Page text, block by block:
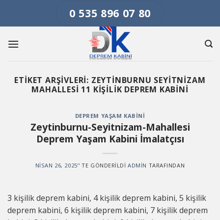
content
0 535 896 07 80
ETIKET ARŞIVLERI: ZEYTINBURNU SEYITNIZAM
MAHALLESI 11 KIŞILIK DEPREM KABINI
DEPREM YAŞAM KABINI
Zeytinburnu-Seyitnizam-Mahallesi
Deprem Yaşam Kabini İmalatçısı
NISAN 26, 2025’' TE GÖNDERILDI ADMIN TARAFINDAN
3 kişilik deprem kabini, 4 kişilik deprem kabini, 5 kişilik
deprem kabini, 6 kişilik deprem kabini, 7 kişilik deprem